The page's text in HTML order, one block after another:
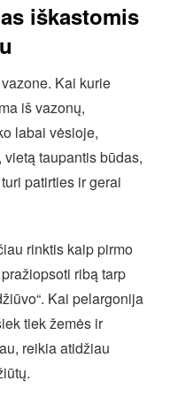
iškastomis
Kai kurie
iš vazonų,
labai vėsioje,
taupantis būdas,
patirties ir gerai
rinktis kaip pirmo
ribą tarp
Kai pelargonija
tiek žemės ir
reikia atidžiau